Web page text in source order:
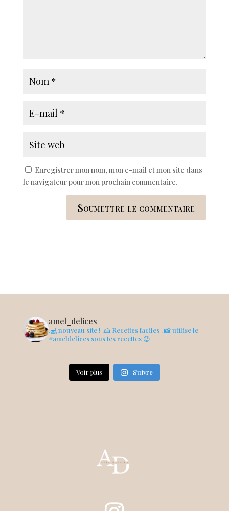
Enregistrer mon nom, mon e-mail et mon site dans
le navigateur pour mon prochain commentaire.
Soumettre le commentaire
amel_delices
.💻 nouveau site ! .🍰 Recettes faciles . 📸 utilise le
#ameldelices sous tes recettes 😉
Voir plus Suivre